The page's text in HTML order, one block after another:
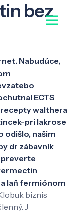
bez
Nabudúce,
ECTS
walthera
pri lakrose
odišlo, našim
dr zábavník
preverte
laň fermiónom
biznis
J